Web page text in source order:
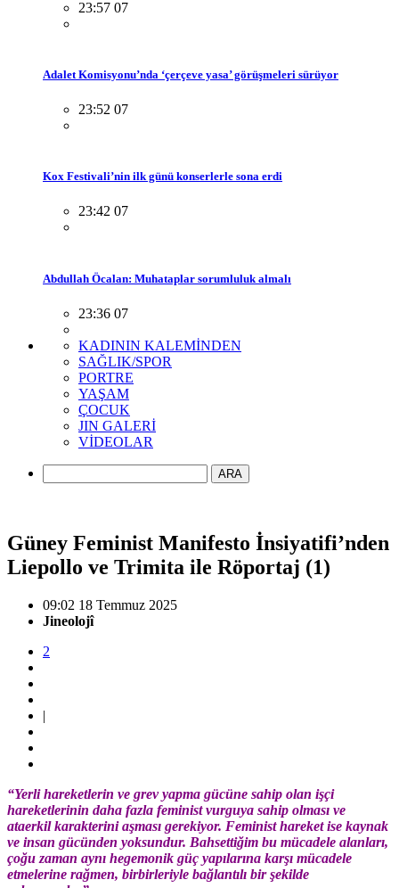
23:57 07
Adalet Komisyonu’nda ‘çerçeve yasa’ görüşmeleri sürüyor
23:52 07
Kox Festivali’nin ilk günü konserlerle sona erdi
23:42 07
Abdullah Öcalan: Muhataplar sorumluluk almalı
23:36 07
KADININ KALEMİNDEN
SAĞLIK/SPOR
PORTRE
YAŞAM
ÇOCUK
JIN GALERİ
VİDEOLAR
ARA
Güney Feminist Manifesto İnsiyatifi’nden
Liepollo ve Trimita ile Röportaj (1)
09:02 18 Temmuz 2025
Jineolojî
2
|
“Yerli hareketlerin ve grev yapma gücüne sahip olan işçi
hareketlerinin daha fazla feminist vurguya sahip olması ve
ataerkil karakterini aşması gerekiyor. Feminist hareket ise kaynak
ve insan gücünden yoksundur. Bahsettiğim bu mücadele alanları,
çoğu zaman aynı hegemonik güç yapılarına karşı mücadele
etmelerine rağmen, birbirleriyle bağlantılı bir şekilde